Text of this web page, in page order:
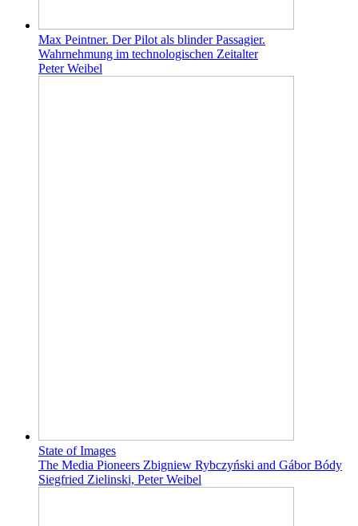
Max Peintner. Der Pilot als blinder Passagier.
Wahrnehmung im technologischen Zeitalter
Peter Weibel
State of Images
The Media Pioneers Zbigniew Rybczyński and Gábor Bódy
Siegfried Zielinski, Peter Weibel